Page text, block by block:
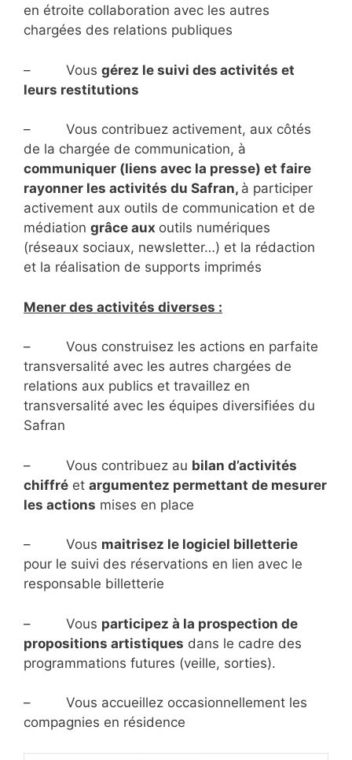
en étroite collaboration avec les autres
chargées des relations publiques
– Vous gérez le suivi des activités et
leurs restitutions
– Vous contribuez activement, aux côtés
de la chargée de communication, à
communiquer (liens avec la presse) et faire
rayonner les activités du Safran, à participer
activement aux outils de communication et de
médiation grâce aux outils numériques
(réseaux sociaux, newsletter…) et la rédaction
et la réalisation de supports imprimés
Mener des activités diverses :
– Vous construisez les actions en parfaite
transversalité avec les autres chargées de
relations aux publics et travaillez en
transversalité avec les équipes diversifiées du
Safran
– Vous contribuez au bilan d’activités
chiffré et argumentez permettant de mesurer
les actions mises en place
– Vous maitrisez le logiciel billetterie
pour le suivi des réservations en lien avec le
responsable billetterie
– Vous participez à la prospection de
propositions artistiques dans le cadre des
programmations futures (veille, sorties).
– Vous accueillez occasionnellement les
compagnies en résidence